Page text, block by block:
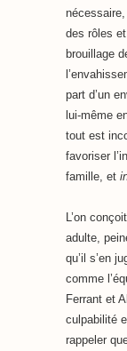
des rôles
brouillage
part d’un
lui-même
tout est
favoriser
famille, et
L’on
adulte,
qu’il s’en
comme
Ferrant et
culpabilité
rappeler